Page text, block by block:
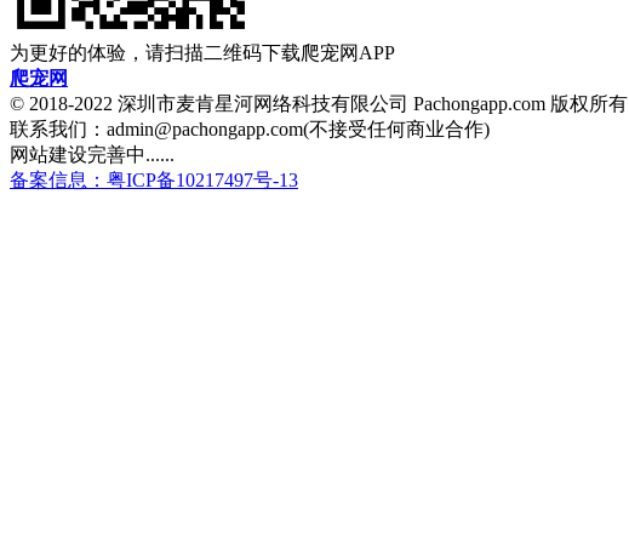
为更好的体验，请扫描二维码下载爬宠网APP
爬宠网
© 2018-2022 深圳市麦肯星河网络科技有限公司 Pachongapp.com 版权所有
联系我们：admin@pachongapp.com(不接受任何商业合作)
网站建设完善中......
备案信息：粤ICP备10217497号-13